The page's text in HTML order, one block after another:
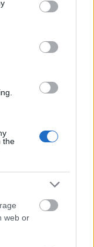
You may click to
party tags to
in below Google
the
web or
Η πρώτη
τουρισμός
και η
και τον
). Η Έκθεση
ποιόν κάθε
συμμετέχουν
οργανώσεις και